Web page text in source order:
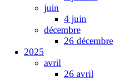
juin
4 juin
décembre
26 décembre
2025
avril
26 avril